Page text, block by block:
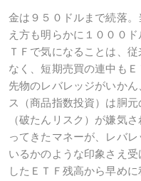
金は９５０ドルまで続落
え方も明らかに１０００
ＴＦで気になることは、
なく、短期売買の連中もＥ
先物のレバレッジがいか
ス（商品指数投資）は胴
（破たんリスク）が嫌気
ってきたマネーが、レバ
いるかのような印象さえ
したＥＴＦ残高から早め